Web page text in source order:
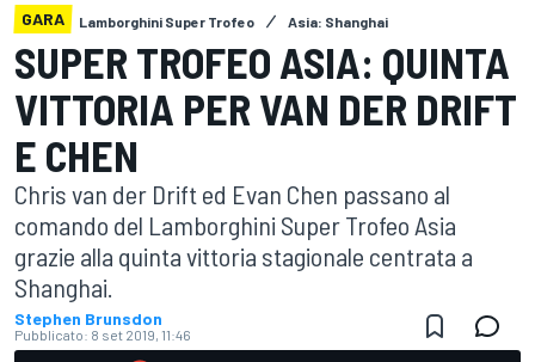
GARA Lamborghini Super Trofeo Asia: Shanghai
SUPER TROFEO ASIA: QUINTA
VITTORIA PER VAN DER DRIFT
E CHEN
Chris van der Drift ed Evan Chen passano al
comando del Lamborghini Super Trofeo Asia
grazie alla quinta vittoria stagionale centrata a
Shanghai.
Stephen Brunsdon
Pubblicato: 8 set 2019, 11:46